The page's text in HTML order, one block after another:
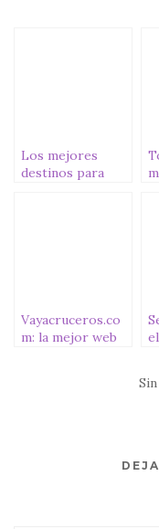
Los mejores
destinos para
Vayacruceros.co
m: la mejor web